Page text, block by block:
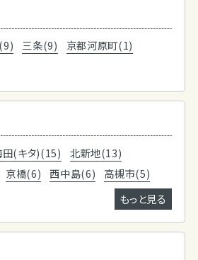
三条(9)
京都河原町(1)
田(キタ)(15)
北新地(13)
京橋(6) 西中島(6)
高槻市(5)
もっと見る